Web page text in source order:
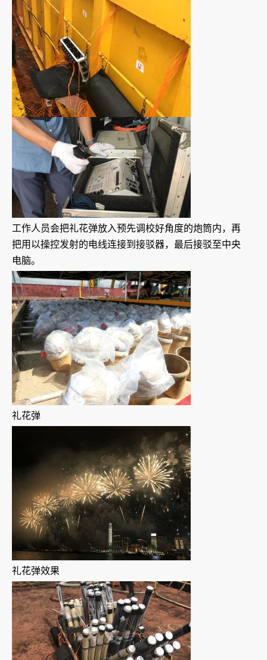
工作人员会把礼花弹放入预先调校好角度的炮筒内，再
把用以操控发射的电线连接到接驳器，最后接驳至中央
电脑。
礼花弹
礼花弹效果